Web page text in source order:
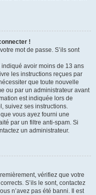
!
mot de passe. S’ils sont
indiqué avoir moins de 13 ans
les instructions reçues par
que toute nouvelle
ou par un administrateur avant
est indiquée lors de
suivez ses instructions.
vous ayez fourni une
par un filtre anti-spam. Si
un administrateur.
vérifiez que votre
S’ils le sont, contactez
n’avez pas été banni. Il est